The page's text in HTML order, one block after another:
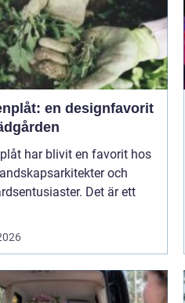
en designfavorit
har blivit en favorit hos
och
Det är ett